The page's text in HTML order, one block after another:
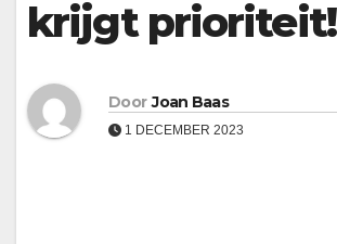
krijgt prioriteit!
Door Joan Baas
1 DECEMBER 2023